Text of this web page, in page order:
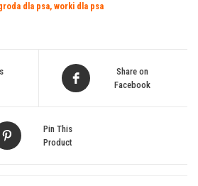
dla psa, worki dla psa
Share on
Facebook
Pin This
Product